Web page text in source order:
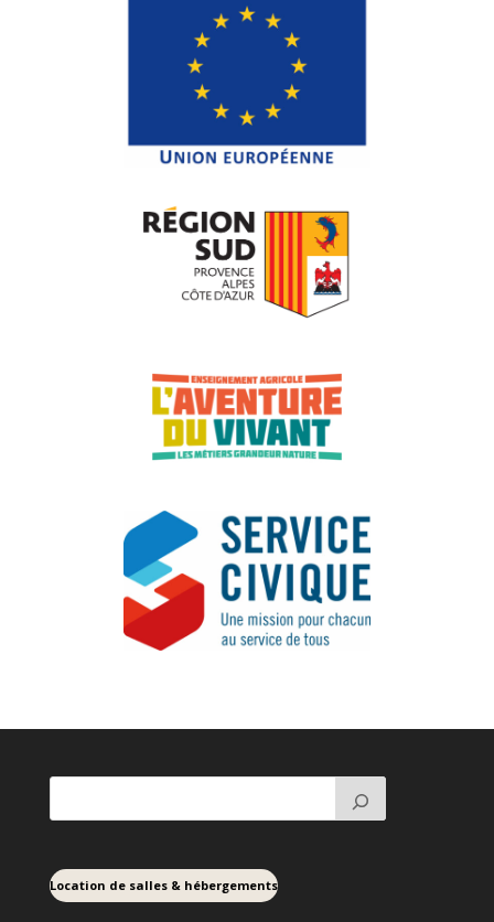
Location de salles & hébergements